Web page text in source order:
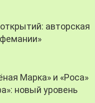
авторская
Марка» и «Роса»
новый уровень